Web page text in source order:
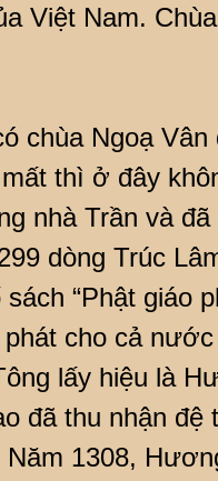
Việt Nam.
chùa Ngoạ
thì ở đây
nhà Trần và
dòng Trúc
“Phật giáo
cho cả
lấy hiệu là
đã thu nhận
Năm 1308,